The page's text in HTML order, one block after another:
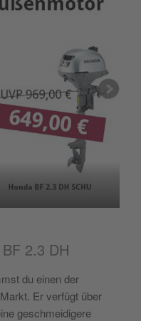
2.3 DH
du einen der
Er verfügt über
geschmeidigere